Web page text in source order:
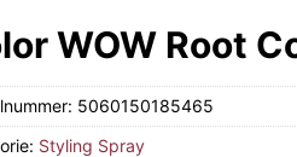
WOW Root
5060150185465
Styling Spray